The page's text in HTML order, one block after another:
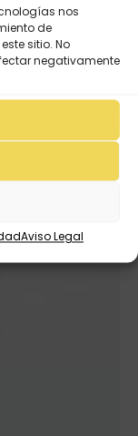
nos
de
sitio. No
negativamente
Aviso Legal
¡Oferta!